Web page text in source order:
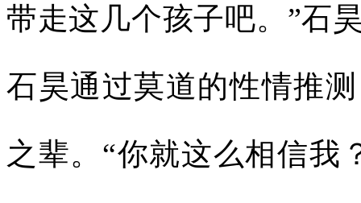
带走这几个孩子吧。”石
石昊通过莫道的性情推
之辈。“你就这么相信我